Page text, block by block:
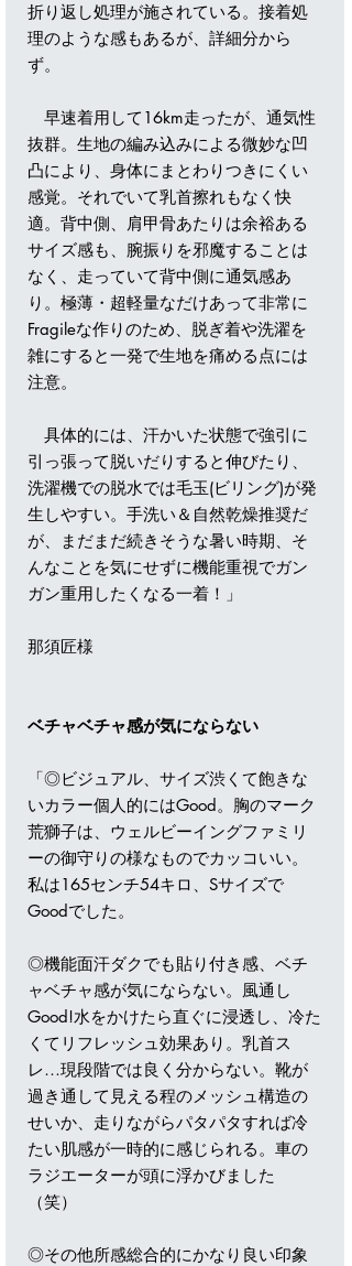
折り返し処理が施されている。接着処
理のような感もあるが、詳細分から
ず。
早速着用して16km走ったが、通気性
抜群。生地の編み込みによる微妙な凹
凸により、身体にまとわりつきにくい
感覚。それでいて乳首擦れもなく快
適。背中側、肩甲骨あたりは余裕ある
サイズ感も、腕振りを邪魔することは
なく、走っていて背中側に通気感あ
り。極薄・超軽量なだけあって非常に
Fragileな作りのため、脱ぎ着や洗濯を
雑にすると一発で生地を痛める点には
注意。
具体的には、汗かいた状態で強引に
引っ張って脱いだりすると伸びたり、
洗濯機での脱水では毛玉(ビリング)が発
生しやすい。手洗い＆自然乾燥推奨だ
が、まだまだ続きそうな暑い時期、そ
んなことを気にせずに機能重視でガン
ガン重用したくなる一着！」
那須匠様
ベチャベチャ感が気にならない
「◎ビジュアル、サイズ渋くて飽きな
いカラー個人的にはGood。胸のマーク
荒獅子は、ウェルビーイングファミリ
ーの御守りの様なものでカッコいい。
私は165センチ54キロ、Sサイズで
Goodでした。
◎機能面汗ダクでも貼り付き感、ベチ
ャベチャ感が気にならない。風通し
Good!水をかけたら直ぐに浸透し、冷た
くてリフレッシュ効果あり。乳首ス
レ…現段階では良く分からない。靴が
過き通して見える程のメッシュ構造の
せいか、走りながらパタパタすれば冷
たい肌感が一時的に感じられる。車の
ラジエーターが頭に浮かびました
（笑）
◎その他所感総合的にかなり良い印象